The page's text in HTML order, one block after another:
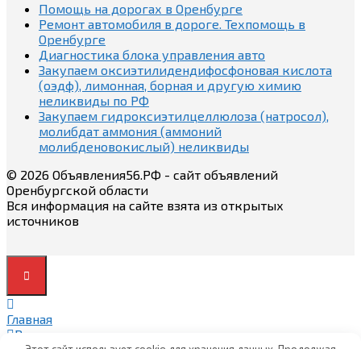
Помощь на дорогах в Оренбурге
Ремонт автомобиля в дороге. Техпомощь в
Оренбурге
Диагностика блока управления авто
Закупаем оксиэтилидендифосфоновая кислота
(оэдф), лимонная, борная и другую химию
неликвиды по РФ
Закупаем гидроксиэтилцеллюлоза (натросол),
молибдат аммония (аммоний
молибденовокислый) неликвиды
© 2026 Объявления56.РФ - сайт объявлений
Оренбургской области
Вся информация на сайте взята из открытых
источников
Главная
Вход